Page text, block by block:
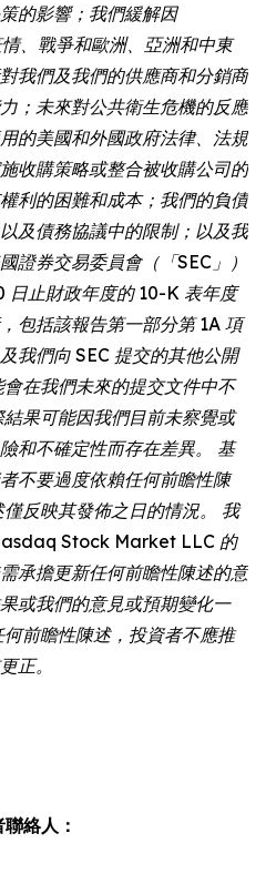
的影響；我們緩解因
、戰爭和歐洲、亞洲和中東
我們及我們的供應商和分銷商
；未來對公共衛生危機的反應
的美國和外國政府法律、法規
收購策略或整合被收購公司的
利的困難和成本；我們的負債
及債務協議中的限制；以及我
證券交易委員會（「SEC」）
日止財政年度的 10-K 表年度
包括該報告第一部分第 1A 項
我們向 SEC 提交的其他公開
在我們未來的提交文件中不
果可能因我們目前未察覺或
和不確定性而存在差異。 基
不要過度依賴任何前瞻性陳
反映其發佈之日的情況。 我
Stock Market LLC 的
承擔更新任何前瞻性陳述的意
或我們的意見或預期變化一
前瞻性陳述，投資者不應推
正。
絡人：